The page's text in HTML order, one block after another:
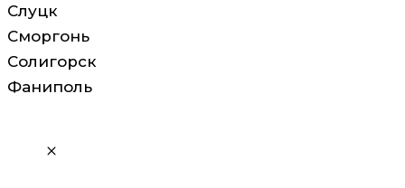
Слуцк
Сморгонь
Солигорск
Фаниполь